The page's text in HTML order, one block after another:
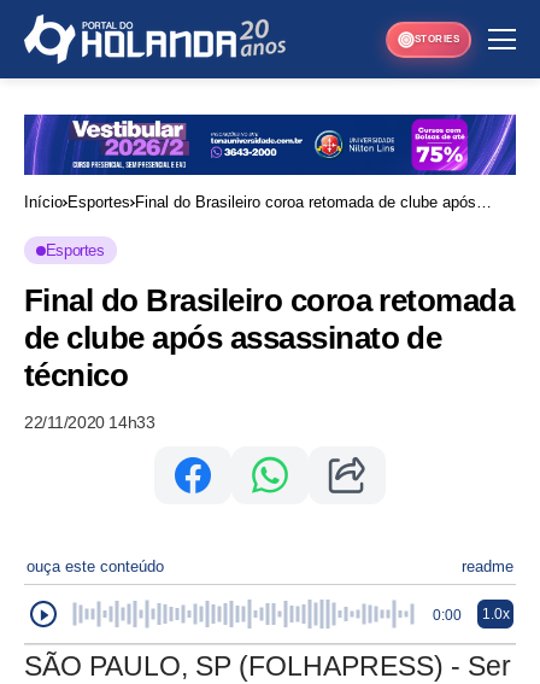
STORIES
Início Esportes Final do Brasileiro coroa retomada de clube após
Esportes
Final do Brasileiro coroa retomada
de clube após assassinato de
técnico
22/11/2020 14h33
ouça este conteúdo readme
0:00 1.0x
SÃO PAULO, SP (FOLHAPRESS) - Ser